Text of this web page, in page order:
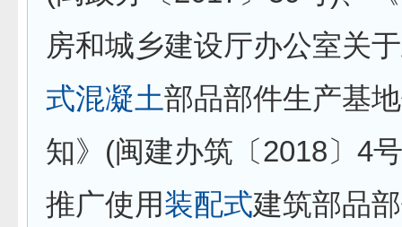
房和城乡建设厅办公室关
式混凝土部品部件生产基
知》(闽建办筑〔2018〕4
推广使用装配式建筑部品